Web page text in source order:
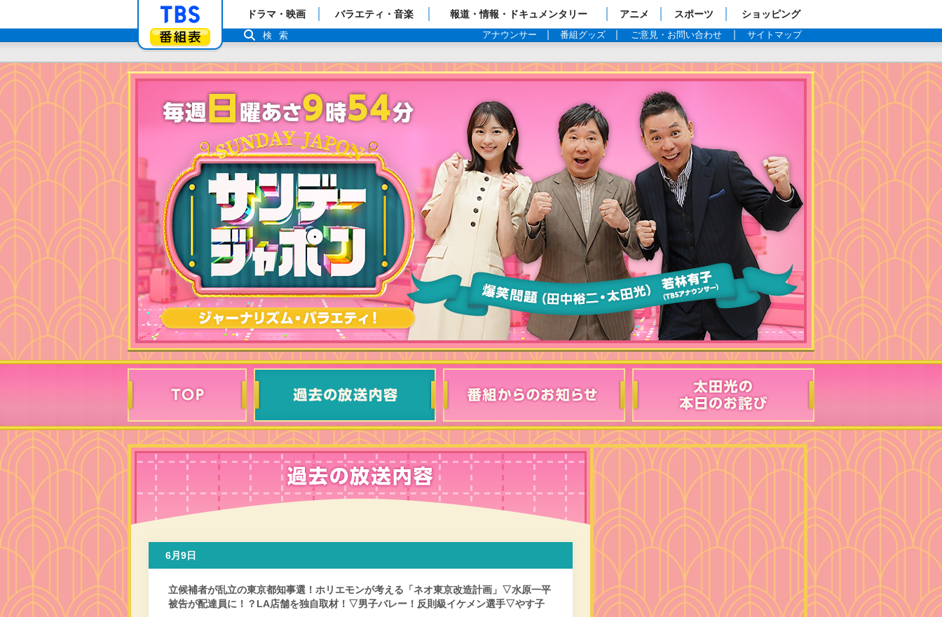
「TBSテレビ」トップページ
番組表
ドラマ・映画 バラエティ・音楽 報道・情報・ドキュメンタリー アニメ スポーツ ショッピング
アナウンサー 番組グッズ ご意見・お問い合わせ サイトマップ
検索
6月9日
立候補者が乱立の東京都知事選！ホリエモンが考える「ネオ東京改造計画」▽水原一平
被告が配達員に！？LA店舗を独自取材！▽男子バレー！反則級イケメン選手▽やす子